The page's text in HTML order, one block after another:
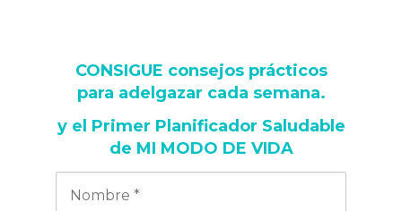
CONSIGUE consejos prácticos
para adelgazar cada semana.
y el Primer Planificador Saludable
de MI MODO DE VIDA